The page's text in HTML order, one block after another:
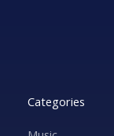
Categories